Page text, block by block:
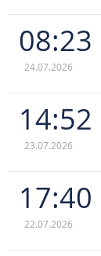
08:23
24.07.2026
14:52
23.07.2026
17:40
22.07.2026